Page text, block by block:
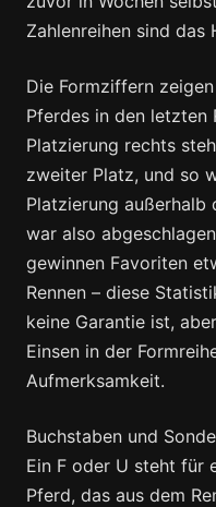
Zahlenreihen sind das
Die Formziffern
Pferdes in den letzten
Platzierung rechts
zweiter Platz, und so
Platzierung außerhalb
war also
gewinnen Favoriten
Rennen – diese
keine Garantie ist,
Einsen in der
Aufmerksamkeit.
Buchstaben und
Ein F oder U steht für
Pferd, das aus dem